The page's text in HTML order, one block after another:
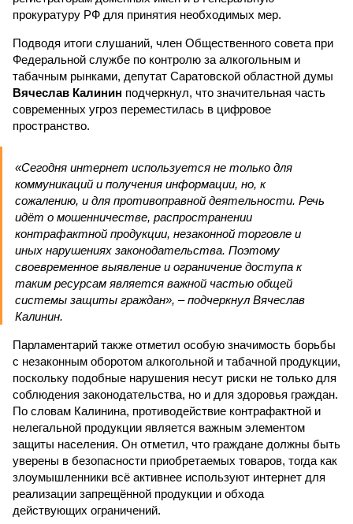
прокуратуру РФ для принятия необходимых мер.
Подводя итоги слушаний, член Общественного совета при
Федеральной службе по контролю за алкогольным и
табачным рынками, депутат Саратовской областной думы
Вячеслав Калинин подчеркнул, что значительная часть
современных угроз переместилась в цифровое
пространство.
«Сегодня интернет используется не только для
коммуникаций и получения информации, но, к
сожалению, и для противоправной деятельности. Речь
идёт о мошенничестве, распространении
контрафактной продукции, незаконной торговле и
иных нарушениях законодательства. Поэтому
своевременное выявление и ограничение доступа к
таким ресурсам является важной частью общей
системы защиты граждан», – подчеркнул Вячеслав
Калинин.
Парламентарий также отметил особую значимость борьбы
с незаконным оборотом алкогольной и табачной продукции,
поскольку подобные нарушения несут риски не только для
соблюдения законодательства, но и для здоровья граждан.
По словам Калинина, противодействие контрафактной и
нелегальной продукции является важным элементом
защиты населения. Он отметил, что граждане должны быть
уверены в безопасности приобретаемых товаров, тогда как
злоумышленники всё активнее используют интернет для
реализации запрещённой продукции и обхода
действующих ограничений.